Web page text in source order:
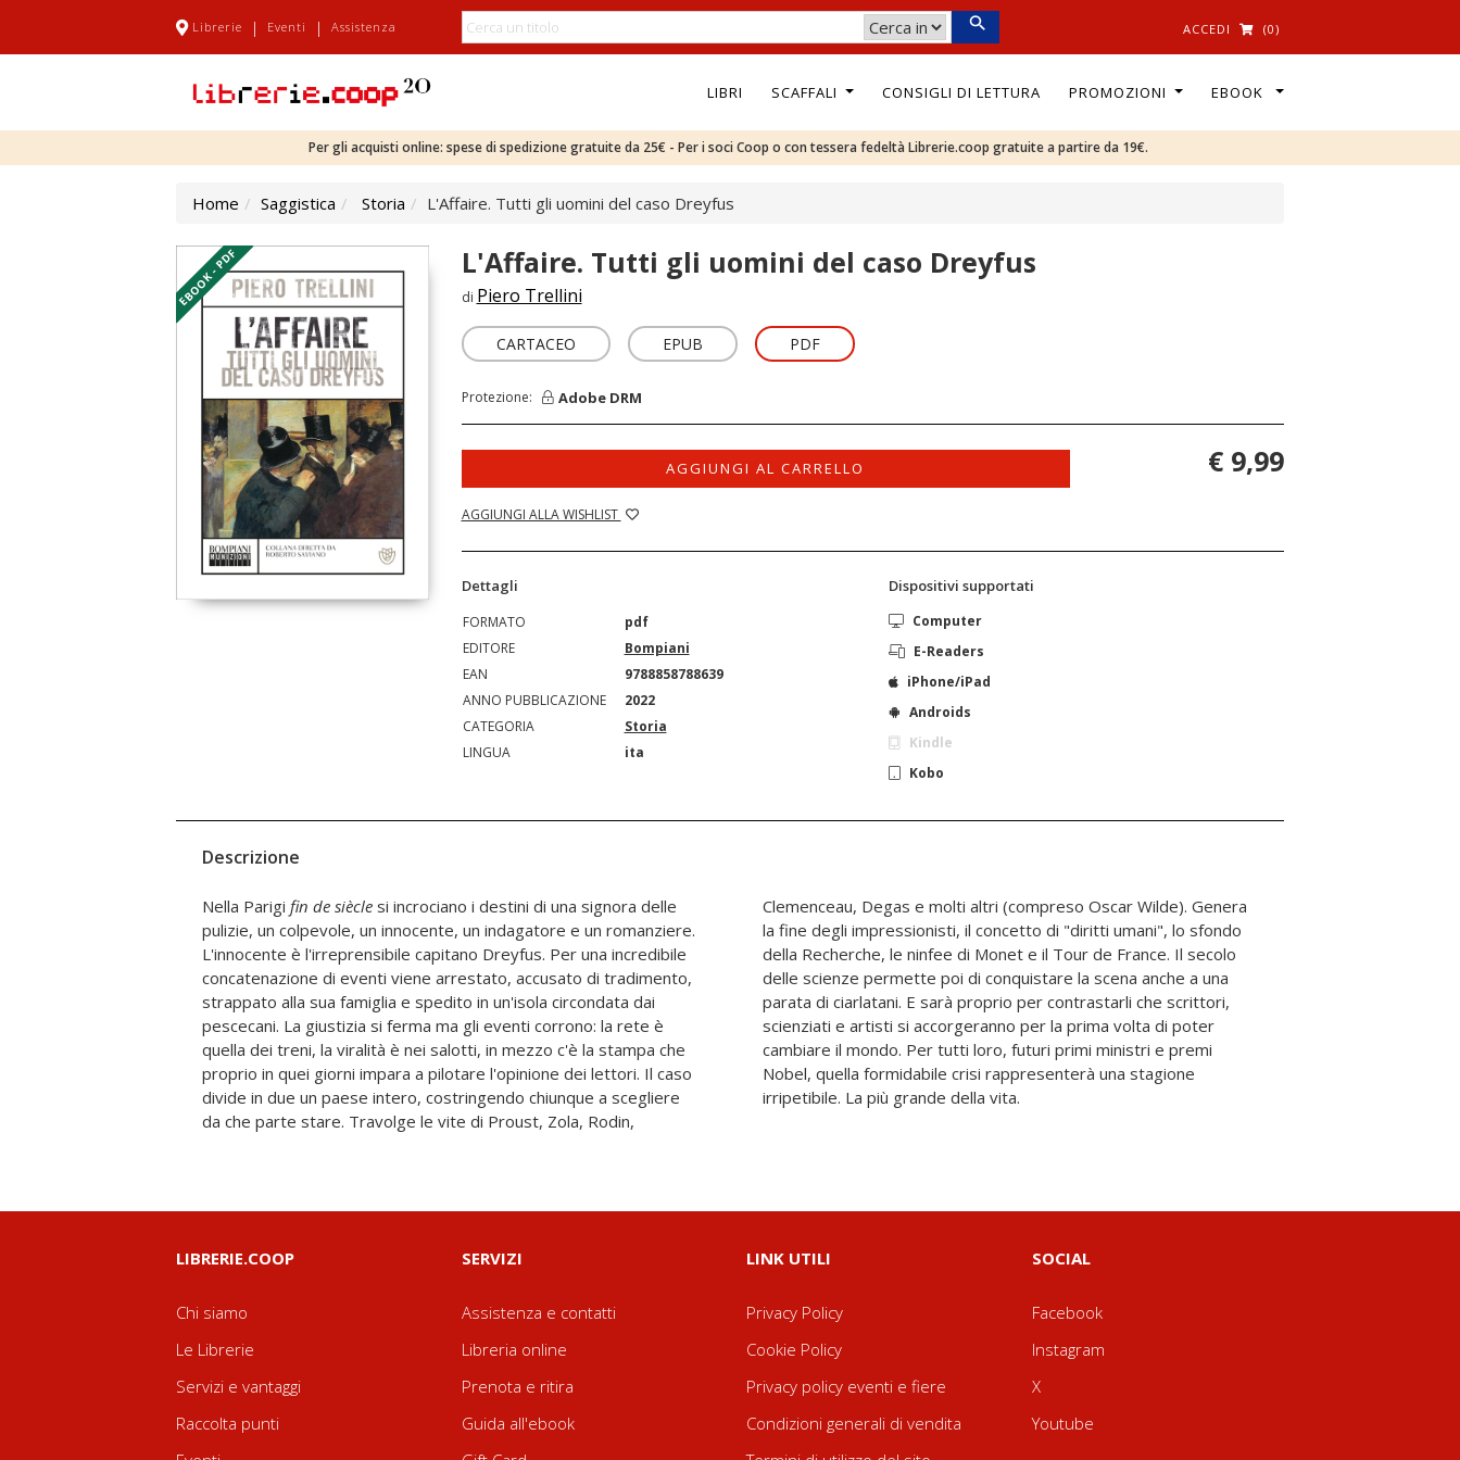
Librerie | Eventi | Assistenza ACCEDI (0)
LIBRI SCAFFALI CONSIGLI DI LETTURA PROMOZIONI EBOOK
Per gli acquisti online: spese di spedizione gratuite da 25€ - Per i soci Coop o con tessera fedeltà Librerie.coop gratuite a partire da 19€.
Home Saggistica Storia L'Affaire. Tutti gli uomini del caso Dreyfus
EBOOK - PDF L'Affaire. Tutti gli uomini del caso Dreyfus
di Piero Trellini
CARTACEO EPUB PDF
Protezione: Adobe DRM
AGGIUNGI AL CARRELLO
AGGIUNGI ALLA WISHLIST
€ 9,99
Dettagli
FORMATO
pdf
EDITORE
Bompiani
EAN
9788858788639
ANNO PUBBLICAZIONE
2022
CATEGORIA
Storia
LINGUA
ita
Dispositivi supportati
Computer
E-Readers
iPhone/iPad
Androids
Kindle
Kobo
Descrizione
Nella Parigi fin de siècle si incrociano i destini di una signora delle
pulizie, un colpevole, un innocente, un indagatore e un romanziere.
L'innocente è l'irreprensibile capitano Dreyfus. Per una incredibile
concatenazione di eventi viene arrestato, accusato di tradimento,
strappato alla sua famiglia e spedito in un'isola circondata dai
pescecani. La giustizia si ferma ma gli eventi corrono: la rete è
quella dei treni, la viralità è nei salotti, in mezzo c'è la stampa che
proprio in quei giorni impara a pilotare l'opinione dei lettori. Il caso
divide in due un paese intero, costringendo chiunque a scegliere
da che parte stare. Travolge le vite di Proust, Zola, Rodin,
Clemenceau, Degas e molti altri (compreso Oscar Wilde). Genera
la fine degli impressionisti, il concetto di "diritti umani", lo sfondo
della Recherche, le ninfee di Monet e il Tour de France. Il secolo
delle scienze permette poi di conquistare la scena anche a una
parata di ciarlatani. E sarà proprio per contrastarli che scrittori,
scienziati e artisti si accorgeranno per la prima volta di poter
cambiare il mondo. Per tutti loro, futuri primi ministri e premi
Nobel, quella formidabile crisi rappresenterà una stagione
irripetibile. La più grande della vita.
LIBRERIE.COOP
Chi siamo
Le Librerie
Servizi e vantaggi
Raccolta punti
SERVIZI
Assistenza e contatti
Libreria online
Prenota e ritira
Guida all'ebook
LINK UTILI
Privacy Policy
Cookie Policy
Privacy policy eventi e fiere
Condizioni generali di vendita
SOCIAL
Facebook
Instagram
X
Youtube